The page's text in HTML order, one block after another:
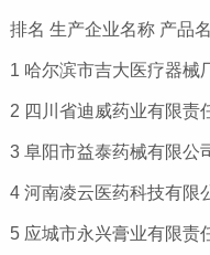
排名 生产企业名称 产品
1 哈尔滨市吉大医疗器械
2 四川省迪威药业有限责
3 阜阳市益泰药械有限公
4 河南凌云医药科技有限
5 应城市永兴膏业有限责